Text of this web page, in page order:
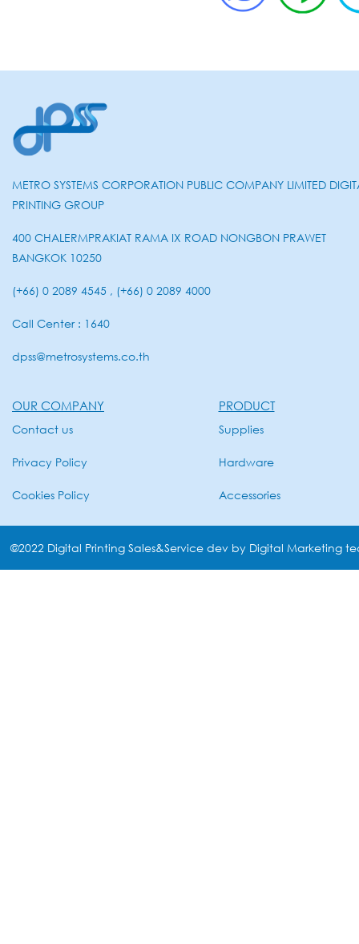
METRO SYSTEMS CORPORATION PUBLIC COMPANY LIMITED
PRINTING GROUP
400 CHALERMPRAKIAT RAMA IX ROAD NONGBON PRAWET
BANGKOK 10250
(+66) 0 2089 4545 , (+66) 0 2089 4000
Call Center : 1640
dpss@metrosystems.co.th
OUR COMPANY
Contact us
Privacy Policy
Cookies Policy
PRODUCT
Supplies
Hardware
Accessories
©2022 Digital Printing Sales&Service dev by Digital Marketing